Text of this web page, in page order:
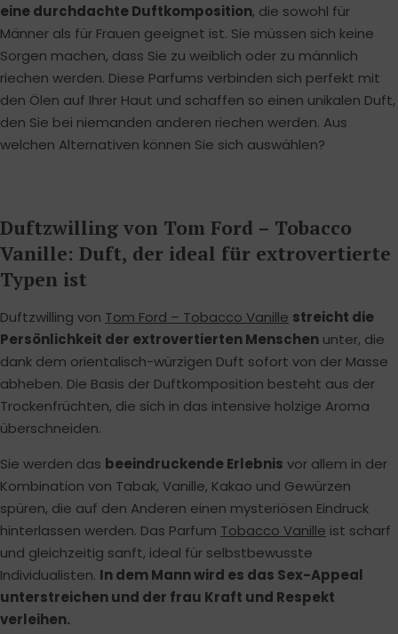
eine durchdachte Duftkomposition, die sowohl für
Männer als für Frauen geeignet ist. Sie müssen sich keine
Sorgen machen, dass Sie zu weiblich oder zu männlich
riechen werden. Diese Parfums verbinden sich perfekt mit
den Ölen auf Ihrer Haut und schaffen so einen unikalen Duft,
den Sie bei niemanden anderen riechen werden. Aus
welchen Alternativen können Sie sich auswählen?
Duftzwilling von Tom Ford – Tobacco
Vanille: Duft, der ideal für extrovertierte
Typen ist
Duftzwilling von Tom Ford – Tobacco Vanille streicht die
Persönlichkeit der extrovertierten Menschen unter, die
dank dem orientalisch-würzigen Duft sofort von der Masse
abheben. Die Basis der Duftkomposition besteht aus der
Trockenfrüchten, die sich in das intensive holzige Aroma
überschneiden.
Sie werden das beeindruckende Erlebnis vor allem in der
Kombination von Tabak, Vanille, Kakao und Gewürzen
spüren, die auf den Anderen einen mysteriösen Eindruck
hinterlassen werden. Das Parfum Tobacco Vanille ist scharf
und gleichzeitig sanft, ideal für selbstbewusste
Individualisten. In dem Mann wird es das Sex-Appeal
unterstreichen und der frau Kraft und Respekt
verleihen.